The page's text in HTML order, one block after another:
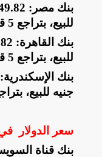
للبيع، بتراجع 5 قروش للشراء والبيع
للبيع، بتراجع 5 قروش للشراء والبيع
جنيه للبيع، بتراجع 5 قروش للشراء
سعر الدولار